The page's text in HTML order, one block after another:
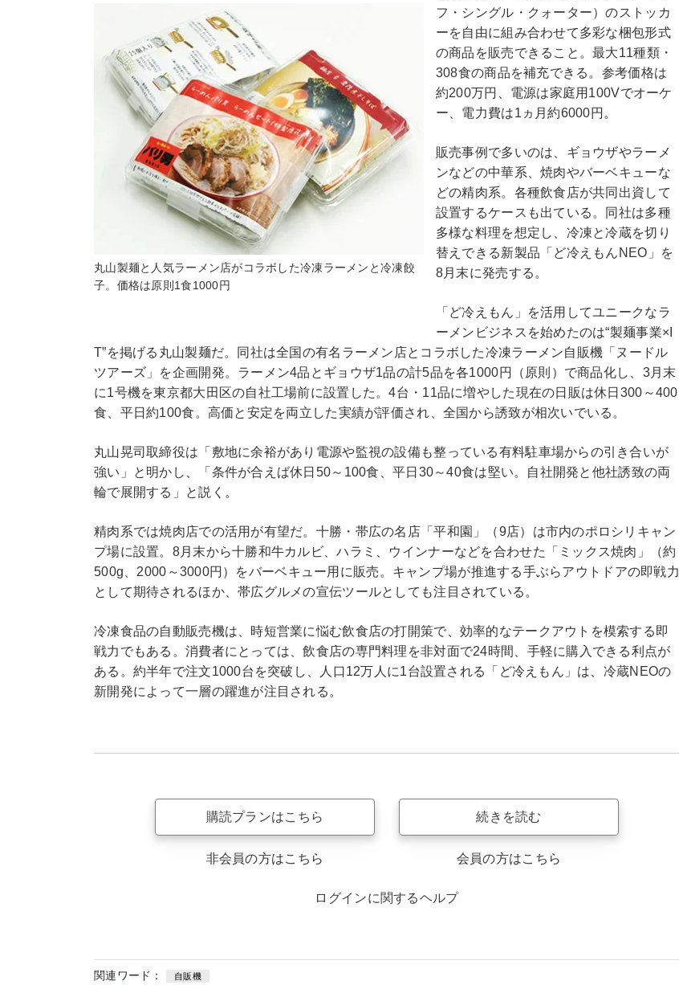
丸山製麺と人気ラーメン店がコラボした冷凍ラーメンと冷凍餃
子。価格は原則1食1000円
フ・シングル・クォーター）のストッカ
ーを自由に組み合わせて多彩な梱包形式
の商品を販売できること。最大11種類・
308食の商品を補充できる。参考価格は
約200万円、電源は家庭用100Vでオーケ
ー、電力費は1ヵ月約6000円。
販売事例で多いのは、ギョウザやラーメ
ンなどの中華系、焼肉やバーベキューな
どの精肉系。各種飲食店が共同出資して
設置するケースも出ている。同社は多種
多様な料理を想定し、冷凍と冷蔵を切り
替えできる新製品「ど冷えもんNEO」を
8月末に発売する。
「ど冷えもん」を活用してユニークなラ
ーメンビジネスを始めたのは“製麺事業×I
T”を掲げる丸山製麺だ。同社は全国の有名ラーメン店とコラボした冷凍ラーメン自販機「ヌードル
ツアーズ」を企画開発。ラーメン4品とギョウザ1品の計5品を各1000円（原則）で商品化し、3月末
に1号機を東京都大田区の自社工場前に設置した。4台・11品に増やした現在の日販は休日300～400
食、平日約100食。高価と安定を両立した実績が評価され、全国から誘致が相次いでいる。
丸山晃司取締役は「敷地に余裕があり電源や監視の設備も整っている有料駐車場からの引き合いが
強い」と明かし、「条件が合えば休日50～100食、平日30～40食は堅い。自社開発と他社誘致の両
輪で展開する」と説く。
精肉系では焼肉店での活用が有望だ。十勝・帯広の名店「平和園」（9店）は市内のポロシリキャン
プ場に設置。8月末から十勝和牛カルビ、ハラミ、ウインナーなどを合わせた「ミックス焼肉」（約
500g、2000～3000円）をバーベキュー用に販売。キャンプ場が推進する手ぶらアウトドアの即戦力
として期待されるほか、帯広グルメの宣伝ツールとしても注目されている。
冷凍食品の自動販売機は、時短営業に悩む飲食店の打開策で、効率的なテークアウトを模索する即
戦力でもある。消費者にとっては、飲食店の専門料理を非対面で24時間、手軽に購入できる利点が
ある。約半年で注文1000台を突破し、人口12万人に1台設置される「ど冷えもん」は、冷蔵NEOの
新開発によって一層の躍進が注目される。
購読プランはこちら
非会員の方はこちら
続きを読む
会員の方はこちら
ログインに関するヘルプ
関連ワード： 自販機